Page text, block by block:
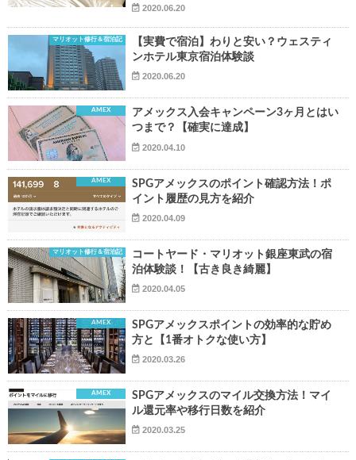
2020.06.20
マリオット修行＆宿泊記
【実費で宿泊】わりと安い？ウェスティ
ンホテル東京宿泊体験談
2020.06.20
AMEX
アメックス入会キャンペーン3ヶ月とはい
つまで？【確実に達成】
2020.04.10
AMEX
SPGアメックスのポイント確認方法！ポ
イント履歴の見方を紹介
2020.04.09
マリオット修行＆宿泊記
コートヤード・マリオット銀座東武の宿
泊体験談！【古き良き綺麗】
2020.04.05
AMEX
SPGアメックスポイントの効率的な貯め
方と【1番オトクな使い方】
2020.03.26
AMEX
SPGアメックスのマイル交換方法！マイ
ル還元率や移行日数を紹介
2020.03.25